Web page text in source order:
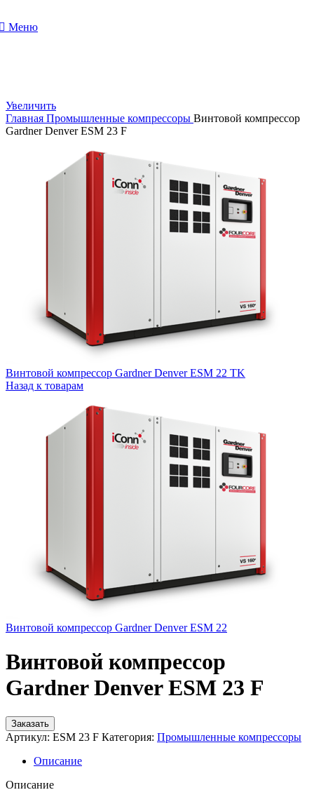
Меню
Увеличить
Главная Промышленные компрессоры Винтовой компрессор
Gardner Denver ESM 23 F
Винтовой компрессор Gardner Denver ESM 22 TK
Назад к товарам
Винтовой компрессор Gardner Denver ESM 22
Винтовой компрессор
Gardner Denver ESM 23 F
Заказать
Артикул: ESM 23 F Категория: Промышленные компрессоры
Описание
Описание